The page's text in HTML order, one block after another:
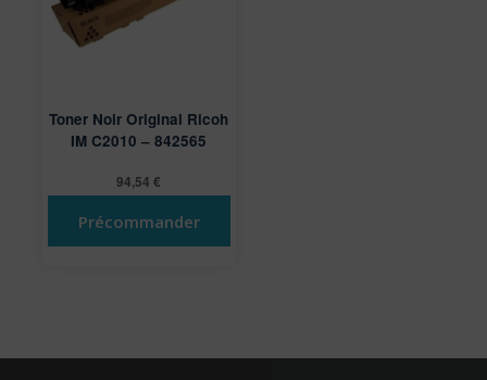
Toner Noir Original Ricoh
IM C2010 – 842565
94,54€
Précommander